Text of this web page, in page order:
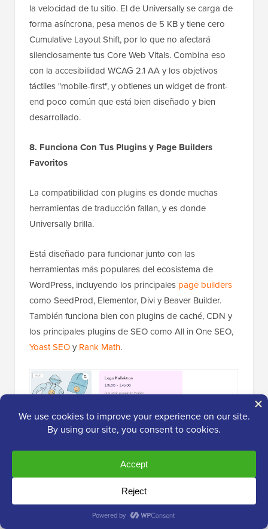
la velocidad de tu sitio. El de Universally se carga de
forma asíncrona, pesa menos de 5 KB y tiene cero
Cumulative Layout Shift, por lo que no afectará
silenciosamente tus Core Web Vitals. Combina eso
con la accesibilidad WCAG 2.1 AA y los objetivos
táctiles "mobile-first", y obtienes un widget de front-
end poco común que está bien diseñado y bien
desarrollado.
8. Funciona Con Tus Plugins y Page Builders
Favoritos
La compatibilidad con plugins es donde muchas
herramientas de traducción fallan, y es donde
Universally brilla.
Está diseñado para funcionar junto con las
herramientas más populares del ecosistema de
WordPress, incluyendo los principales page builders
como SeedProd, Elementor, Divi y Beaver Builder.
También funciona bien con plugins de caché, CDN y
los principales plugins de SEO como All in One SEO,
Yoast SEOy Rank Math.
tiendas en línea
WooCommercees la que más destaca. Universally
traduce todo lo que un cliente internacional necesita